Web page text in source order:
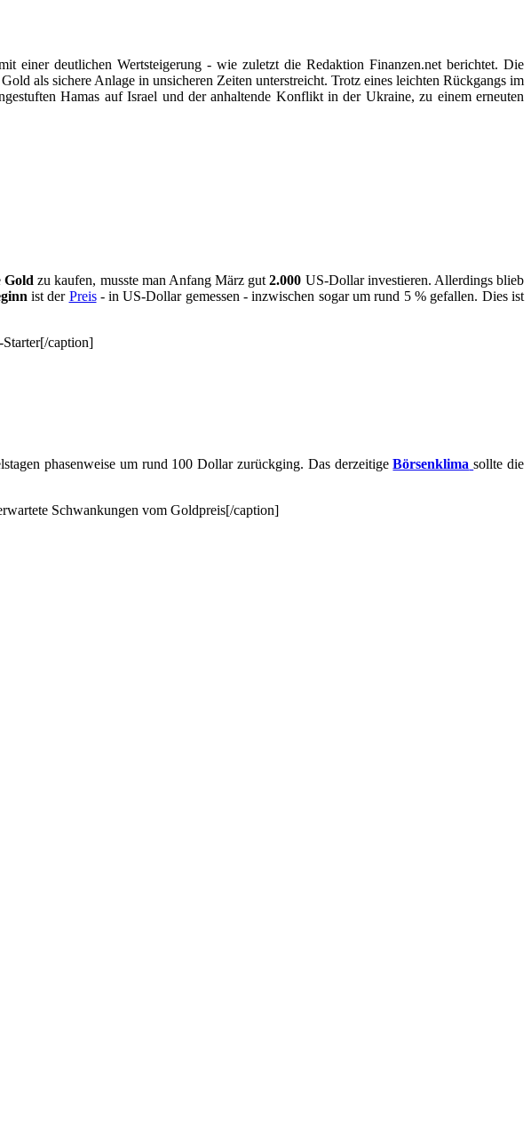
einer deutlichen Wertsteigerung - wie zuletzt die Redaktion Finanzen.net berichtet. Die
als sichere Anlage in unsicheren Zeiten unterstreicht. Trotz eines leichten Rückgangs im
Hamas auf Israel und der anhaltende Konflikt in der Ukraine, zu einem erneuten
Gold zu kaufen, musste man Anfang März gut2.000 US-Dollar investieren. Allerdings blieb
ist der Preis- in US-Dollar gemessen - inzwischen sogar um rund 5 % gefallen. Dies ist
caption]
phasenweise um rund 100 Dollar zurückging. Das derzeitigeBörsenklima sollte die
Schwankungen vom Goldpreis[/caption]